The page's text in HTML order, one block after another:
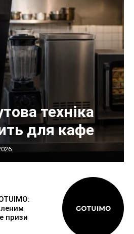
техніка
для кафе
призи